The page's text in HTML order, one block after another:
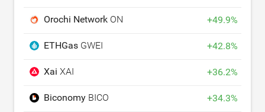
Orochi Network ON +49.9%
ETHGas GWEI +42.8%
Xai XAI +36.2%
Biconomy BICO +34.3%